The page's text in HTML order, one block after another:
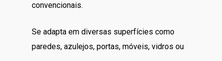
convencionais.
Se adapta em diversas superfícies como
paredes, azulejos, portas, móveis, vidros ou